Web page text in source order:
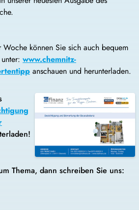
können Sie sich auch bequem
www.chemnitz-
anschauen und herunterladen.
Thema, dann schreiben Sie uns: